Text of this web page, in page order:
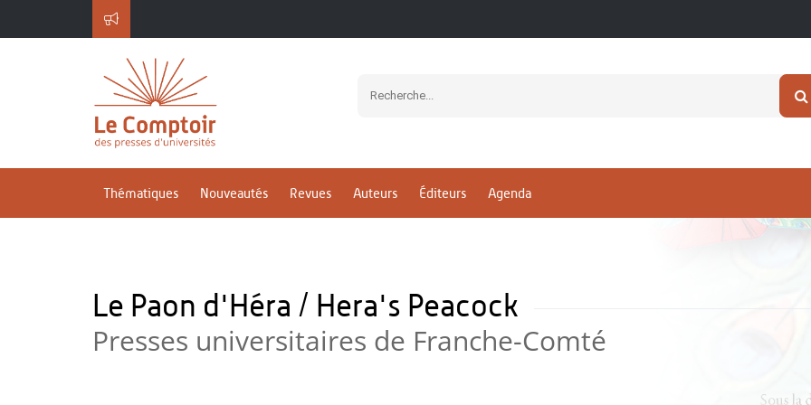
Thématiques Nouveautés Revues Auteurs Éditeurs Agenda
Le Paon d'Héra / Hera's Peacock
Presses universitaires de Franche-Comté